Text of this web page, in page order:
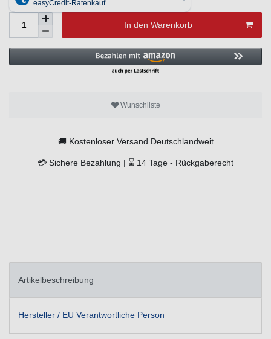
In den Warenkorb
Wunschliste
🚚 Kostenloser Versand Deutschlandweit
💳 Sichere Bezahlung | ⌛ 14 Tage - Rückgaberecht
Artikelbeschreibung
Hersteller / EU Verantwortliche Person